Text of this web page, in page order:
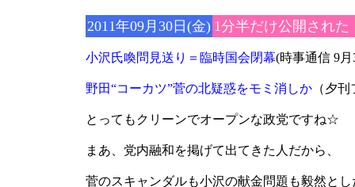
2011年09月30日(金) 1分半だけ公開され
小沢氏喚問見送り＝臨時国会閉幕(時事通信 9月
野田“コーカツ”菅の北疑惑をモミ消しか（夕刊
とってもクリーンでオープンな政党ですね☆
まあ、党内融和を掲げて出てきた人だから、
菅のスキャンダルも小沢の献金問題も毅然と